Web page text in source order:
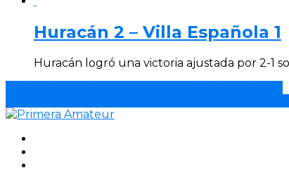
Huracán 2 – Villa Española 1
Huracán logró una victoria ajustada por 2-1